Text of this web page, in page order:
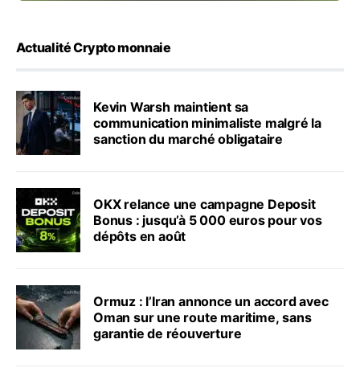
Actualité Crypto monnaie
Kevin Warsh maintient sa
communication minimaliste malgré la
sanction du marché obligataire
OKX relance une campagne Deposit
Bonus : jusqu’à 5 000 euros pour vos
dépôts en août
Ormuz : l’Iran annonce un accord avec
Oman sur une route maritime, sans
garantie de réouverture